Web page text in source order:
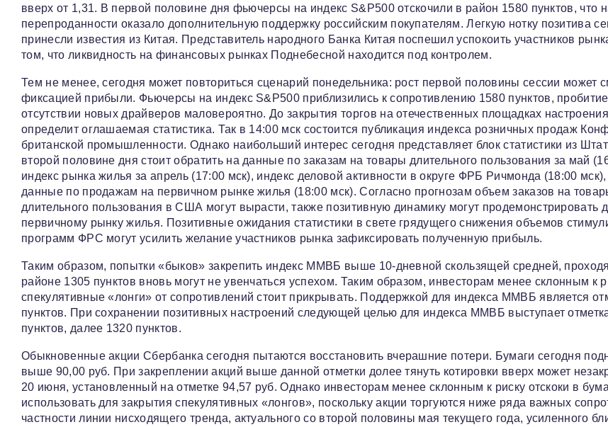
вверх от 1,31. В первой половине дня фьючерсы на индекс S&P500 отскочили в район 1580 пунктов, что
перепроданности оказало дополнительную поддержку российским покупателям. Легкую нотку позитива
принесли известия из Китая. Представитель народного Банка Китая поспешил успокоить участников
том, что ликвидность на финансовых рынках Поднебесной находится под контролем.
Тем не менее, сегодня может повториться сценарий понедельника: рост первой половины сессии может
фиксацией прибыли. Фьючерсы на индекс S&P500 приблизились к сопротивлению 1580 пунктов, пробитие
отсутствии новых драйверов маловероятно. До закрытия торгов на отечественных площадках
определит оглашаемая статистика. Так в 14:00 мск состоится публикация индекса розничных продаж
британской промышленности. Однако наибольший интерес сегодня представляет блок статистики из
второй половине дня стоит обратить на данные по заказам на товары длительного пользования за май
индекс рынка жилья за апрель (17:00 мск), индекс деловой активности в округе ФРБ Ричмонда (18:00
данные по продажам на первичном рынке жилья (18:00 мск). Согласно прогнозам объем заказов на
длительного пользования в США могут вырасти, также позитивную динамику могут продемонстрировать
первичному рынку жилья. Позитивные ожидания статистики в свете грядущего снижения объемов
программ ФРС могут усилить желание участников рынка зафиксировать полученную прибыль.
Таким образом, попытки «быков» закрепить индекс ММВБ выше 10-дневной скользящей средней,
районе 1305 пунктов вновь могут не увенчаться успехом. Таким образом, инвесторам менее склонным к
спекулятивные «лонги» от сопротивлений стоит прикрывать. Поддержкой для индекса ММВБ является
пунктов. При сохранении позитивных настроений следующей целью для индекса ММВБ выступает
пунктов, далее 1320 пунктов.
Обыкновенные акции Сбербанка сегодня пытаются восстановить вчерашние потери. Бумаги сегодня
выше 90,00 руб. При закреплении акций выше данной отметки долее тянуть котировки вверх может
20 июня, установленный на отметке 94,57 руб. Однако инвесторам менее склонным к риску отскоки в
использовать для закрытия спекулятивных «лонгов», поскольку акции торгуются ниже ряда важных
частности линии нисходящего тренда, актуального со второй половины мая текущего года, усиленного